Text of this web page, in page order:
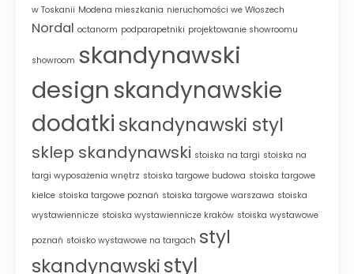
w Toskanii Modena mieszkania nieruchomości we Włoszech
Nordal octanorm podparapetniki projektowanie showroomu
showroom skandynawski
designskandynawskie
dodatki skandynawski styl
sklep skandynawski stoiska na targi stoiska na
targi wyposażenia wnętrz stoiska targowe budowa stoiska targowe
kielce stoiska targowe poznań stoiska targowe warszawa stoiska
wystawiennicze stoiska wystawiennicze kraków stoiska wystawowe
poznań stoisko wystawowe na targach styl
skandynawskistyl